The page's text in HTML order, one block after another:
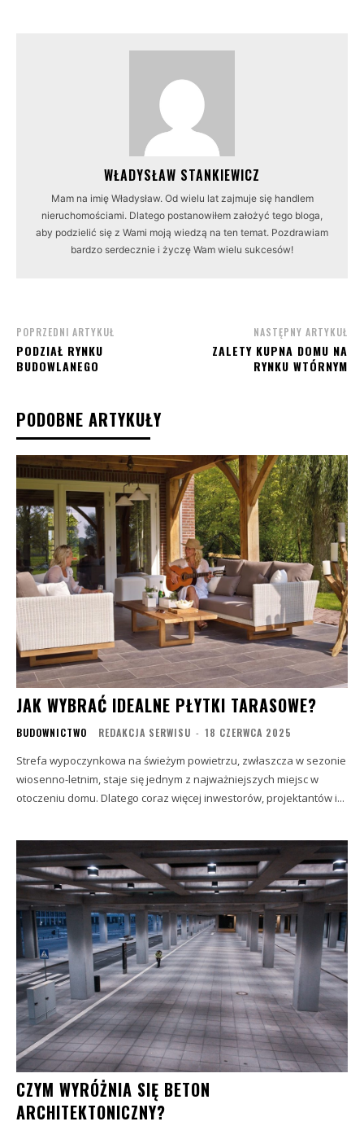
WŁADYSŁAW STANKIEWICZ
Mam na imię Władysław. Od wielu lat zajmuje się handlem
nieruchomościami. Dlatego postanowiłem założyć tego bloga,
aby podzielić się z Wami moją wiedzą na ten temat. Pozdrawiam
bardzo serdecznie i życzę Wam wielu sukcesów!
POPRZEDNI ARTYKUŁ
PODZIAŁ RYNKU
BUDOWLANEGO
NASTĘPNY ARTYKUŁ
ZALETY KUPNA DOMU NA
RYNKU WTÓRNYM
PODOBNE ARTYKUŁY
JAK WYBRAĆ IDEALNE PŁYTKI TARASOWE?
BUDOWNICTWO REDAKCJA SERWISU - 18 CZERWCA 2025
Strefa wypoczynkowa na świeżym powietrzu, zwłaszcza w sezonie
wiosenno-letnim, staje się jednym z najważniejszych miejsc w
otoczeniu domu. Dlatego coraz więcej inwestorów, projektantów i...
CZYM WYRÓŻNIA SIĘ BETON
ARCHITEKTONICZNY?